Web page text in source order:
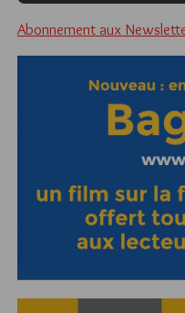
Abonnement aux